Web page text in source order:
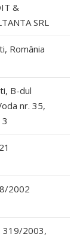
&
SRL
România
B-dul
nr. 35,
2002
319/2003,